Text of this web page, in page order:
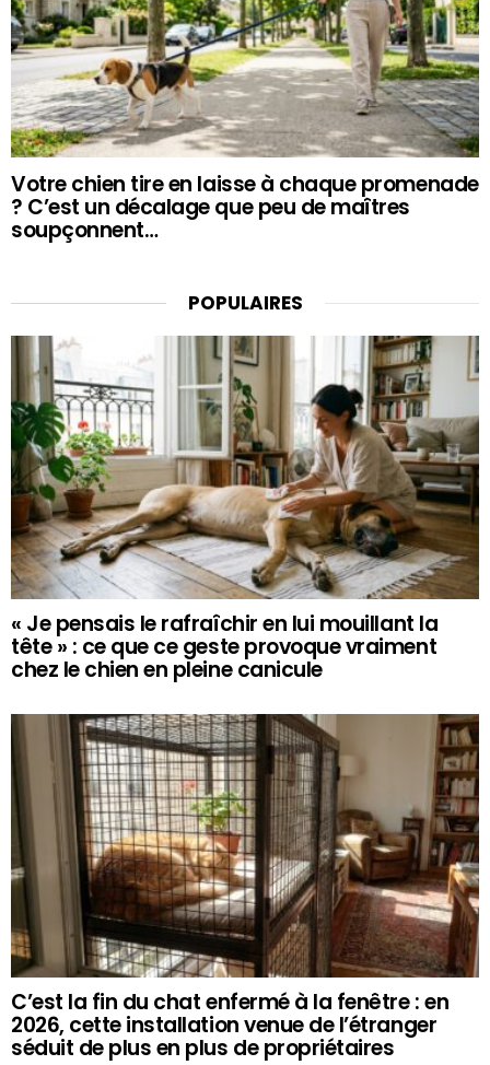
Votre chien tire en laisse à chaque promenade
? C’est un décalage que peu de maîtres
soupçonnent…
POPULAIRES
« Je pensais le rafraîchir en lui mouillant la
tête » : ce que ce geste provoque vraiment
chez le chien en pleine canicule
C’est la fin du chat enfermé à la fenêtre : en
2026, cette installation venue de l’étranger
séduit de plus en plus de propriétaires